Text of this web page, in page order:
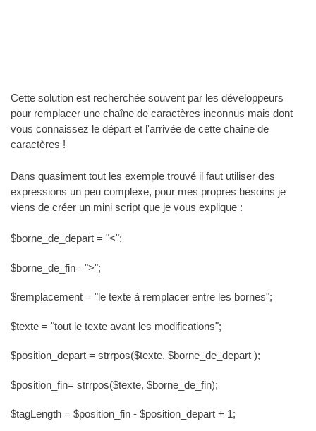
Cette solution est recherchée souvent par les développeurs
pour remplacer une chaîne de caractères inconnus mais dont
vous connaissez le départ et l'arrivée de cette chaîne de
caractères !
Dans quasiment tout les exemple trouvé il faut utiliser des
expressions un peu complexe, pour mes propres besoins je
viens de créer un mini script que je vous explique :
$borne_de_depart = "<";
$borne_de_fin= ">";
$remplacement = "le texte à remplacer entre les bornes";
$texte = "tout le texte avant les modifications";
$position_depart = strrpos($texte, $borne_de_depart );
$position_fin= strrpos($texte, $borne_de_fin);
$tagLength = $position_fin - $position_depart + 1;